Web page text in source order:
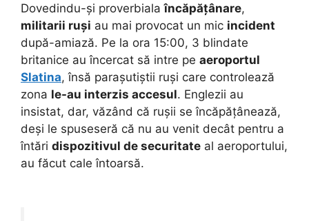
Dovedindu-și proverbialaîncăpățânare,
militarii ruși au mai provocat un mic incident
după-amiază. Pe la ora 15:00, 3 blindate
britanice au încercat să intre pe aeroportul
Slatina, însă parașutiștii ruși care controlează
zona le-au interzis accesul. Englezii au
insistat, dar, văzând că rușii se încăpățânează,
deși le spuseseră că nu au venit decât pentru a
întări dispozitivul de securitate al aeroportului,
au făcut cale întoarsă.